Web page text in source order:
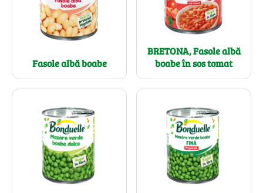
Fasole albă boabe
BRETONA, Fasole albă
boabe în sos tomat